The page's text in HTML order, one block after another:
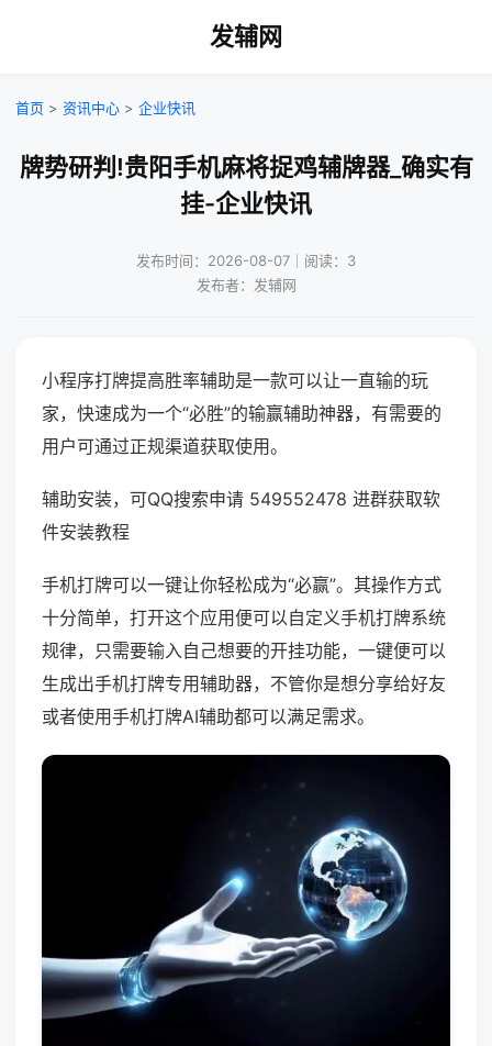
发辅网
首页 > 资讯中心 > 企业快讯
牌势研判!贵阳手机麻将捉鸡辅牌器_确实有
挂-企业快讯
发布时间：2026-08-07｜阅读：3
发布者：发辅网
小程序打牌提高胜率辅助是一款可以让一直输的玩
家，快速成为一个“必胜”的输赢辅助神器，有需要的
用户可通过正规渠道获取使用。
辅助安装，可QQ搜索申请 549552478 进群获取软
件安装教程
手机打牌可以一键让你轻松成为“必赢”。其操作方式
十分简单，打开这个应用便可以自定义手机打牌系统
规律，只需要输入自己想要的开挂功能，一键便可以
生成出手机打牌专用辅助器，不管你是想分享给好友
或者使用手机打牌AI辅助都可以满足需求。